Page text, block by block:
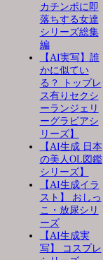
カチンポに即
落ちする女達
シリーズ総集
編
【AI実写】誰
かに似てい
る？ トップレ
ス有りセクシ
ーランジェリ
ーグラビアシ
リーズ】
【AI生成 日本
の美人OL図鑑
シリーズ】
【AI生成イラ
スト】 おしっ
こ・放尿シリ
ーズ
【AI生成実
写】 コスプレ